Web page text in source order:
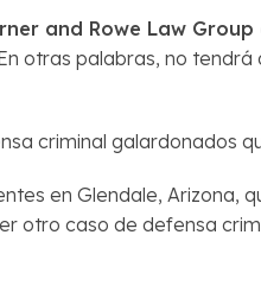
and Rowe Law Group
otras palabras, no
criminal galardonados
en Glendale, Arizona,
otro caso de defensa